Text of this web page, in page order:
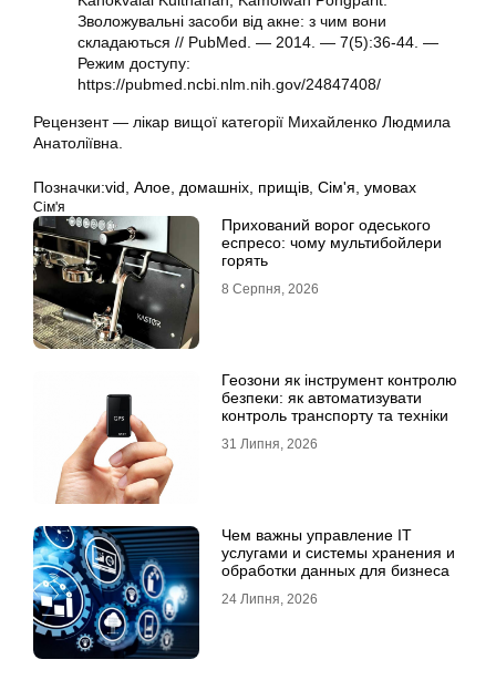
Зволожувальні засоби від акне: з чим вони
складаються // PubMed. — 2014. — 7(5):36-44. —
Режим доступу:
https://pubmed.ncbi.nlm.nih.gov/24847408/
Рецензент — лікар вищої категорії Михайленко Людмила
Анатоліївна.
Позначки:vid, Алое, домашніх, прищів, Сім'я, умовах
Сім'я
Прихований ворог одеського
еспресо: чому мультибойлери
горять
8 Серпня, 2026
Геозони як інструмент контролю
безпеки: як автоматизувати
контроль транспорту та техніки
31 Липня, 2026
Чем важны управление IT
услугами и системы хранения и
обработки данных для бизнеса
24 Липня, 2026